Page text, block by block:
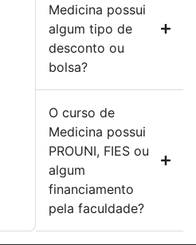
Medicina possui
algum tipo de
desconto ou
bolsa?
O curso de
Medicina possui
PROUNI, FIES ou
algum
financiamento
pela faculdade?